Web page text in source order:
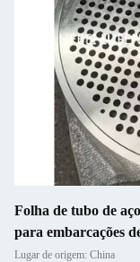
Folha de tubo de
para embarcações
Lugar de origem: China